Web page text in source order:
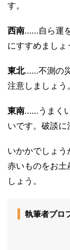
す。
西南……自ら運
にすすめましょ
東北……不測の
注意しましょう。
東南……うまく
いです。破談に
いかかでしょう
赤いものをお土
しょう。
執筆者プロ